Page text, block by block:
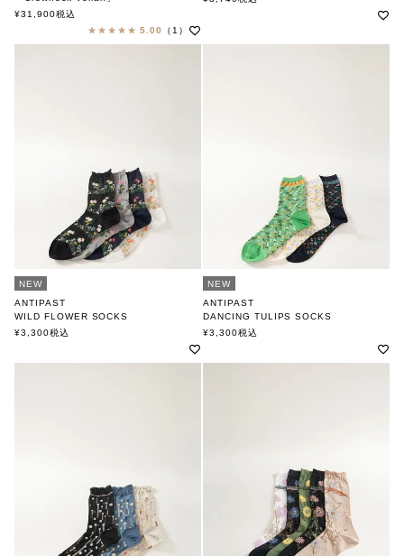
soutiencollar×ANTIPAST
ステンカラー×アンティパスト
¥31,900税込
5.00
（1）
NEW
ANTIPAST
WILD FLOWER SOCKS
アンティパスト
¥3,300税込
NEW
ANTIPAST
DANCING TULIPS SOCKS
アンティパスト
¥3,300税込